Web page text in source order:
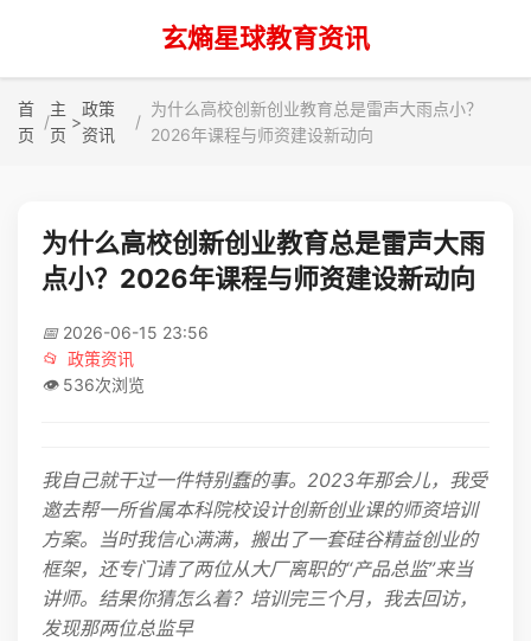
玄熵星球教育资讯
首
页
主
页
>
政策
资讯
为什么高校创新创业教育总是雷声大雨点小？
2026年课程与师资建设新动向
为什么高校创新创业教育总是雷声大雨
点小？2026年课程与师资建设新动向
📅 2026-06-15 23:56
📂 政策资讯
👁️ 536次浏览
我自己就干过一件特别蠢的事。2023年那会儿，我受
邀去帮一所省属本科院校设计创新创业课的师资培训
方案。当时我信心满满，搬出了一套硅谷精益创业的
框架，还专门请了两位从大厂离职的“产品总监”来当
讲师。结果你猜怎么着？培训完三个月，我去回访，
发现那两位总监早